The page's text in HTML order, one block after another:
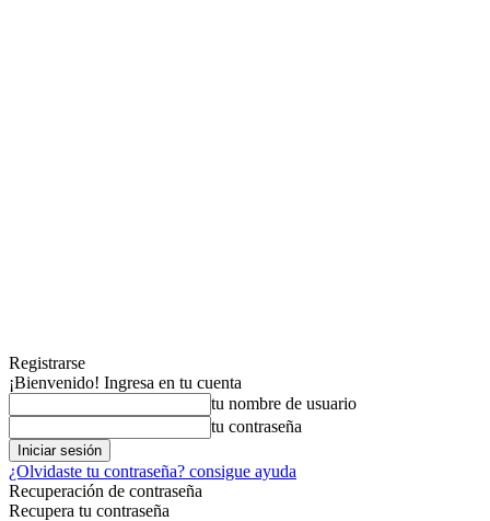
Registrarse
¡Bienvenido! Ingresa en tu cuenta
tu nombre de usuario
tu contraseña
¿Olvidaste tu contraseña? consigue ayuda
Recuperación de contraseña
Recupera tu contraseña